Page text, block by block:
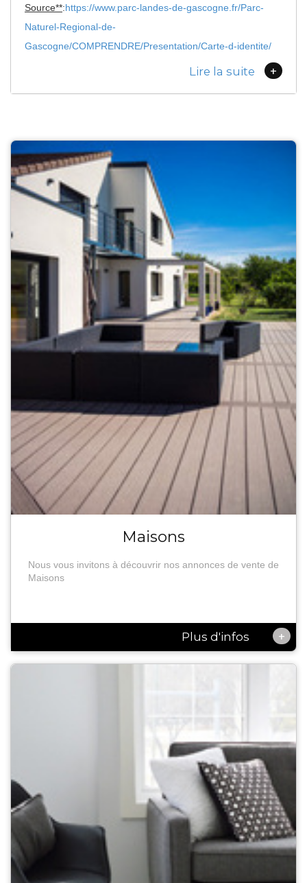
Source**:https://www.parc-landes-de-gascogne.fr/Parc-
Naturel-Regional-de-
Gascogne/COMPRENDRE/Presentation/Carte-d-identite/
Lire la suite +
Maisons
Nous vous invitons à découvrir nos annonces de vente de
Maisons
Plus d'infos +